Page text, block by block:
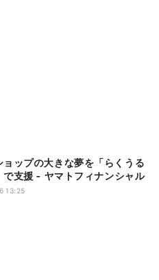
ョップの大きな夢を「らくうる
で支援 - ヤマトフィナンシャル
13:25